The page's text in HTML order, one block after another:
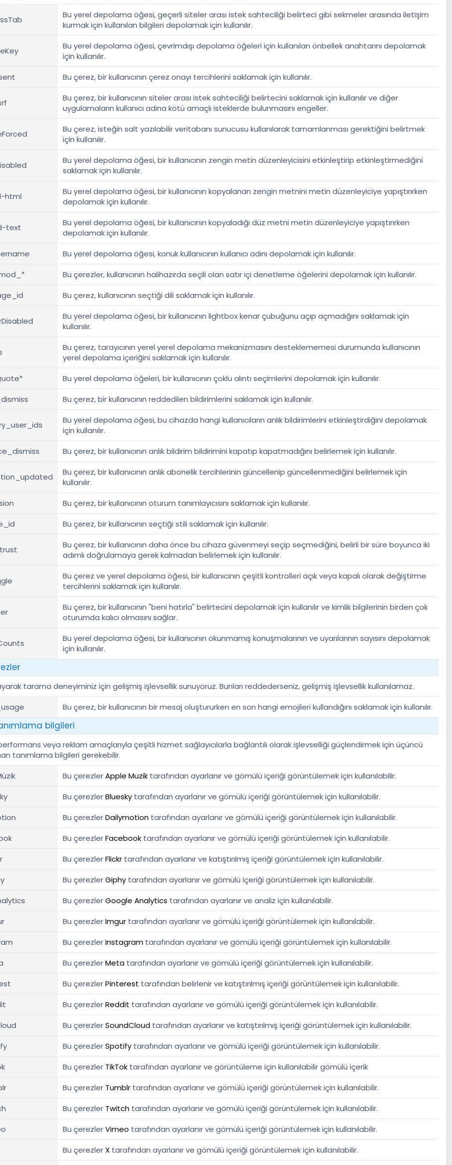
Bu yerel depolama öğesi, geçerli siteler arası istek sahteciliği belirteci gibi sekmeler arasında iletişim
kurmak için kullanılan bilgileri depolamak için kullanılır.
Bu yerel depolama öğesi, çevrimdışı depolama öğeleri için kullanılan önbellek anahtarını depolamak
için kullanılır.
Bu çerez, bir kullanıcının çerez onayı tercihlerini saklamak için kullanılır.
Bu çerez, bir kullanıcının siteler arası istek sahteciliği belirtecini saklamak için kullanılır ve diğer
uygulamaların kullanıcı adına kötü amaçlı isteklerde bulunmasını engeller.
Bu çerez, isteğin salt yazılabilir veritabanı sunucusu kullanılarak tamamlanması gerektiğini belirtmek
için kullanılır.
Bu yerel depolama öğesi, bir kullanıcının zengin metin düzenleyicisini etkinleştirip etkinleştirmediğini
saklamak için kullanılır.
html
Bu yerel depolama öğesi, bir kullanıcının kopyalanan zengin metnini metin düzenleyiciye yapıştırırken
depolamak için kullanılır.
text
Bu yerel depolama öğesi, bir kullanıcının kopyaladığı düz metni metin düzenleyiciye yapıştırırken
depolamak için kullanılır.
Bu yerel depolama öğesi, konuk kullanıcının kullanıcı adını depolamak için kullanılır.
Bu çerezler, kullanıcının halihazırda seçili olan satır içi denetleme öğelerini depolamak için kullanılır.
Bu çerez, kullanıcının seçtiği dili saklamak için kullanılır.
Bu yerel depolama öğesi, bir kullanıcının lightbox kenar çubuğunu açıp açmadığını saklamak için
kullanılır.
Bu çerez, tarayıcının yerel yerel depolama mekanizmasını desteklememesi durumunda kullanıcının
yerel depolama içeriğini saklamak için kullanılır.
Bu yerel depolama öğeleri, bir kullanıcının çoklu alıntı seçimlerini depolamak için kullanılır.
Bu çerez, bir kullanıcının reddedilen bildirimlerini saklamak için kullanılır.
Bu yerel depolama öğesi, bu cihazda hangi kullanıcıların anlık bildirimlerini etkinleştirdiğini depolamak
için kullanılır.
Bu çerez, bir kullanıcının anlık bildirim bildirimini kapatıp kapatmadığını belirlemek için kullanılır.
Bu çerez, bir kullanıcının anlık abonelik tercihlerinin güncellenip güncellenmediğini belirlemek için
kullanılır.
Bu çerez, bir kullanıcının oturum tanımlayıcısını saklamak için kullanılır.
Bu çerez, bir kullanıcının seçtiği stili saklamak için kullanılır.
Bu çerez, bir kullanıcının daha önce bu cihaza güvenmeyi seçip seçmediğini, belirli bir süre boyunca iki
adımlı doğrulamaya gerek kalmadan belirlemek için kullanılır.
Bu çerez ve yerel depolama öğesi, bir kullanıcının çeşitli kontrolleri açık veya kapalı olarak değiştirme
tercihlerini saklamak için kullanılır.
Bu çerez, bir kullanıcının "beni hatırla" belirtecini depolamak için kullanılır ve kimlik bilgilerinin birden çok
oturumda kalıcı olmasını sağlar.
Bu yerel depolama öğesi, bir kullanıcının okunmamış konuşmalarının ve uyarılarının sayısını depolamak
için kullanılır.
tarama deneyiminiz için gelişmiş işlevsellik sunuyoruz. Bunları reddederseniz, gelişmiş işlevsellik kullanılamaz.
Bu çerez, bir kullanıcının bir mesaj oluştururken en son hangi emojileri kullandığını saklamak için kullanılır.
bilgileri
veya reklam amaçlarıyla çeşitli hizmet sağlayıcılarla bağlantılı olarak işlevselliği güçlendirmek için üçüncü
tanımlama bilgileri gerekebilir.
Bu çerezlerApple Muzik tarafından ayarlanır ve gömülü içeriği görüntülemek için kullanılabilir.
Bu çerezlerBluesky tarafından ayarlanır ve gömülü içeriği görüntülemek için kullanılabilir.
Bu çerezlerDailymotion tarafından ayarlanır ve gömülü içeriği görüntülemek için kullanılabilir.
Bu çerezlerFacebook tarafından ayarlanır ve gömülü içeriği görüntülemek için kullanılabilir.
Bu çerezlerFlickr tarafından ayarlanır ve katıştırılmış içeriği görüntülemek için kullanılabilir.
Bu çerezlerGiphy tarafından ayarlanır ve gömülü içeriği görüntülemek için kullanılabilir.
Bu çerezlerGoogle Analytics tarafından ayarlanır ve analiz için kullanılabilir.
Bu çerezlerImgur tarafından ayarlanır ve gömülü içeriği görüntülemek için kullanılabilir.
Bu çerezlerInstagram tarafından ayarlanır ve gömülü içeriği görüntülemek için kullanılabilir.
Bu çerezlerMeta tarafından ayarlanır ve gömülü içeriği görüntülemek için kullanılabilir.
Bu çerezlerPinterest tarafından belirlenir ve katıştırılmış içeriği görüntülemek için kullanılabilir.
Bu çerezlerReddit tarafından ayarlanır ve gömülü içeriği görüntülemek için kullanılabilir.
Bu çerezlerSoundCloud tarafından ayarlanır ve katıştırılmış içeriği görüntülemek için kullanılabilir.
Bu çerezlerSpotify tarafından ayarlanır ve gömülü içeriği görüntülemek için kullanılabilir.
Bu çerezler TikTok tarafından ayarlanır ve görüntüleme için kullanılabilir gömülü içerik
Bu çerezler Tumblr tarafından ayarlanır ve gömülü içeriği görüntülemek için kullanılabilir.
Bu çerezler Twitch tarafından ayarlanır ve gömülü içeriği görüntülemek için kullanılabilir.
Bu çerezlerVimeo tarafından ayarlanır ve gömülü içeriği görüntülemek için kullanılabilir.
Bu çerezler X tarafından ayarlanır ve gömülü içeriği görüntülemek için kullanılabilir.